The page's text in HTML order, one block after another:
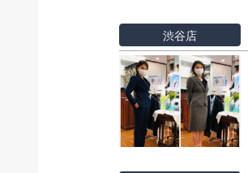
渋谷店